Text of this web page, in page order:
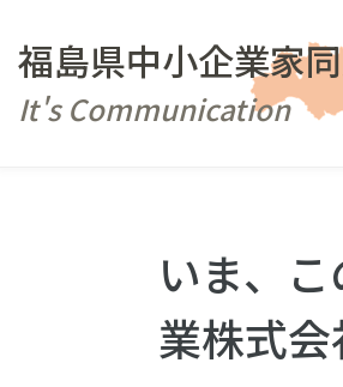
福島県中小企業家
It's Communication
いま、
業株式